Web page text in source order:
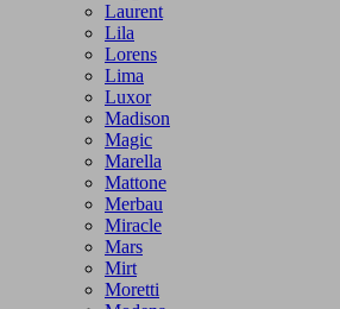
Laurent
Lila
Lorens
Lima
Luxor
Madison
Magic
Marella
Mattone
Merbau
Miracle
Mars
Mirt
Moretti